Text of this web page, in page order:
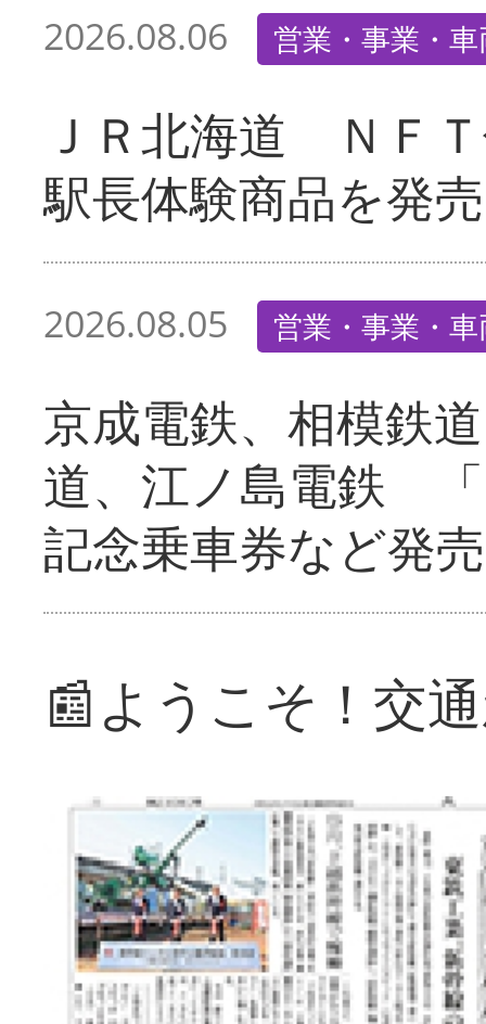
2026.08.06 営業・事業・
ＪＲ北海道 ＮＦ
駅長体験商品を発売
2026.08.05 営業・事業・
京成電鉄、相模鉄
道、江ノ島電鉄
記念乗車券など発売
📰ようこそ！交